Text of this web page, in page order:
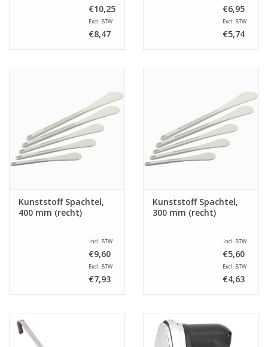
€10,25
Excl. BTW
€8,47
€6,95
Excl. BTW
€5,74
Kunststoff Spachtel,
400 mm (recht)
Incl. BTW
€9,60
Excl. BTW
€7,93
Kunststoff Spachtel,
300 mm (recht)
Incl. BTW
€5,60
Excl. BTW
€4,63